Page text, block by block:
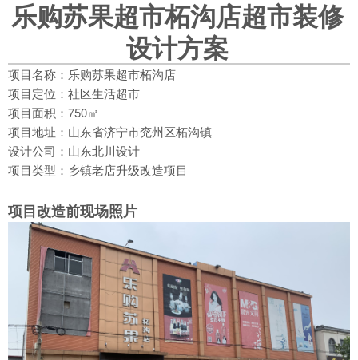
乐购苏果超市柘沟店超市装修
设计方案
项目名称：乐购苏果超市柘沟店
项目定位：社区生活超市
项目面积：750㎡
项目地址：山东省济宁市兖州区柘沟镇
设计公司：山东北川设计
项目类型：乡镇老店升级改造项目
项目改造前现场照片